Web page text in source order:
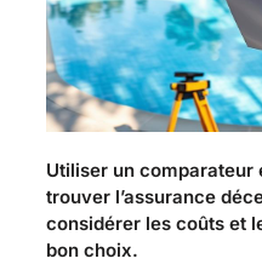
Utiliser un comparateur
trouver l’assurance
considérer les coûts et
bon choix.